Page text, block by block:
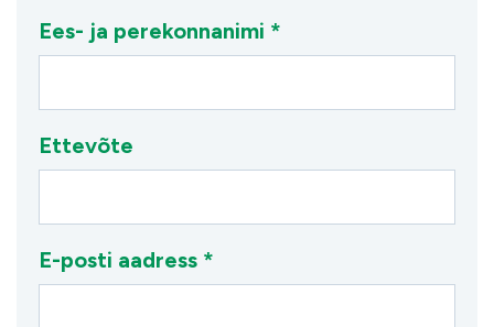
Ees- ja perekonnanimi *
Ettevõte
E-posti aadress *